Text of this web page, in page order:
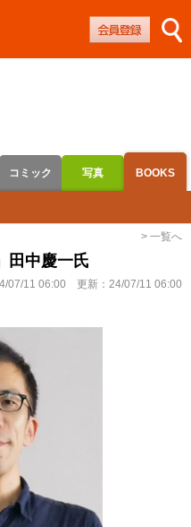
コミック 写真 BOOKS
> 一覧へ
田中慶一氏
07/11 06:00 更新： 24/07/11 06:00